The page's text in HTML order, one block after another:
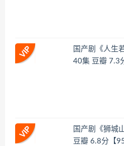
国产剧《人生
40集 豆瓣 7.3
国产剧《狮城
豆瓣 6.8分【